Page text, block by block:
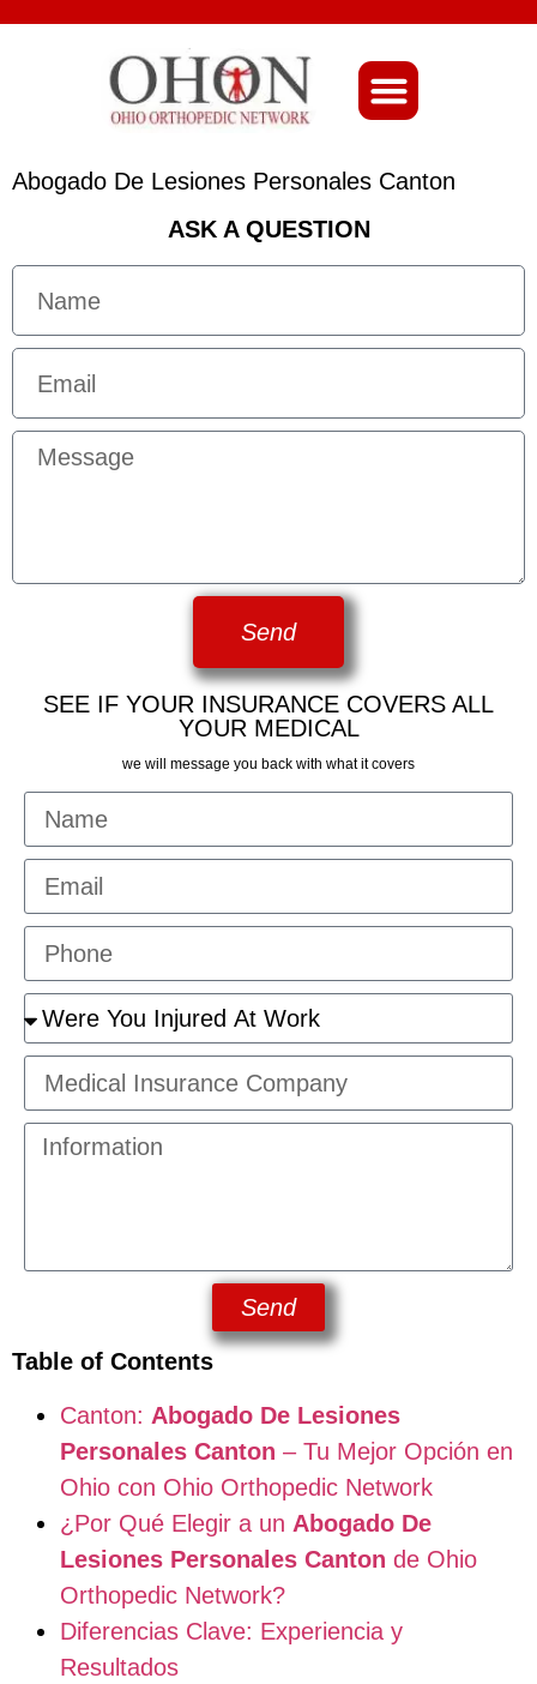
Abogado De Lesiones Personales Canton
ASK A QUESTION
Send
SEE IF YOUR INSURANCE COVERS ALL
YOUR MEDICAL
we will message you back with what it covers
Send
Table of Contents
Canton: Abogado De Lesiones
Personales Canton – Tu Mejor Opción en
Ohio con Ohio Orthopedic Network
¿Por Qué Elegir a un Abogado De
Lesiones Personales Canton de Ohio
Orthopedic Network?
Diferencias Clave: Experiencia y
Resultados